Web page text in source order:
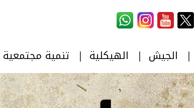
الجيش الهيكلية تنمية مجتمعية